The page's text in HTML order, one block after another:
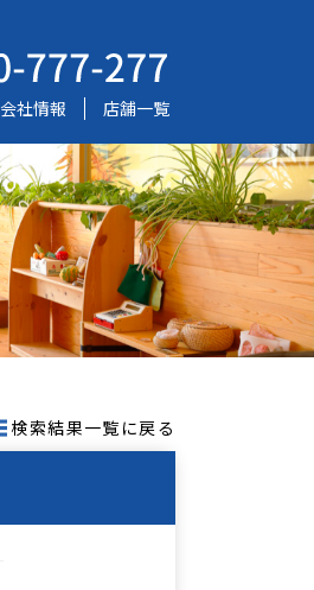
会社情報 店舗一覧
検索結果一覧に戻る